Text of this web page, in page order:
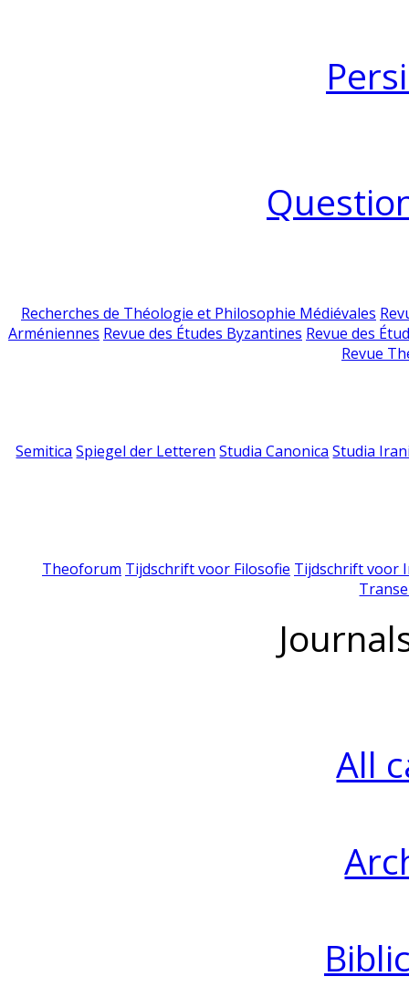
Recherches de Théologie et Philosophie Médiévales
Arméniennes Revue des Études Byzantines Revue des
Revue
Semitica Spiegel der Letteren Studia Canonica Studia
Theoforum Tijdschrift voor Filosofie Tijdschrift voor
All